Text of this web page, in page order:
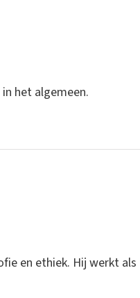
het algemeen.
en ethiek. Hij werkt als